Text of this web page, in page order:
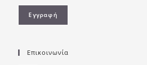
Επικοινωνία